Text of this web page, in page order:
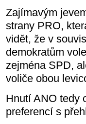
Zajímavým
strany PRO,
vidět, že v
demokratům
zejména SPD,
voliče obou
Hnutí ANO tedy
preferencí s